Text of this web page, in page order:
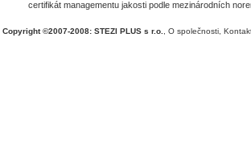
certifikát managementu jakosti podle mezinárodních
Copyright ©2007-2008: STEZI PLUS s r.o. O společnosti